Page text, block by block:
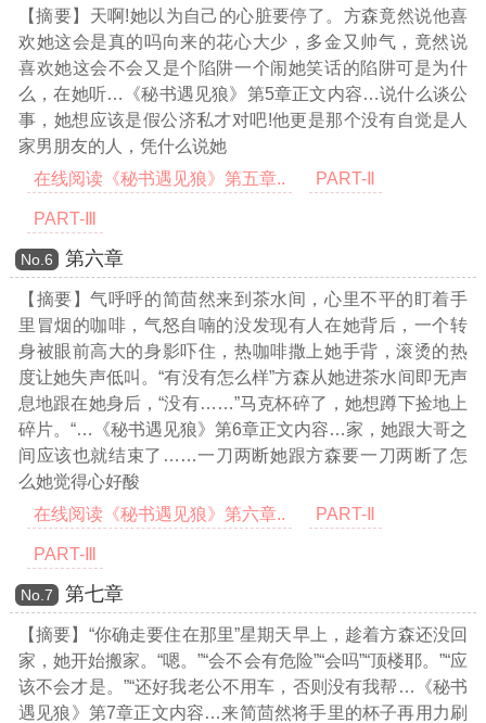
【摘要】天啊!她以为自己的心脏要停了。方森竟然说他喜
欢她这会是真的吗向来的花心大少，多金又帅气，竟然说
喜欢她这会不会又是个陷阱一个闹她笑话的陷阱可是为什
么，在她听…《秘书遇见狼》第5章正文内容…说什么谈公
事，她想应该是假公济私才对吧!他更是那个没有自觉是人
家男朋友的人，凭什么说她
在线阅读《秘书遇见狼》第五章..
PART-Ⅱ
PART-Ⅲ
Νο.6 第六章
【摘要】气呼呼的简茴然来到茶水间，心里不平的盯着手
里冒烟的咖啡，气怒自喃的没发现有人在她背后，一个转
身被眼前高大的身影吓住，热咖啡撒上她手背，滚烫的热
度让她失声低叫。“有没有怎么样”方森从她进茶水间即无声
息地跟在她身后，“没有……”马克杯碎了，她想蹲下捡地上
碎片。“…《秘书遇见狼》第6章正文内容…家，她跟大哥之
间应该也就结束了……一刀两断她跟方森要一刀两断了怎
么她觉得心好酸
在线阅读《秘书遇见狼》第六章..
PART-Ⅱ
PART-Ⅲ
Νο.7 第七章
【摘要】“你确走要住在那里”星期天早上，趁着方森还没回
家，她开始搬家。“嗯。”“会不会有危险”“会吗”“顶楼耶。”“应
该不会才是。”“还好我老公不用车，否则没有我帮…《秘书
遇见狼》第7章正文内容…来简茴然将手里的杯子再用力刷